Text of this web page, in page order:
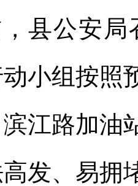
县公安局
小组按照
江路加油
发、易拥